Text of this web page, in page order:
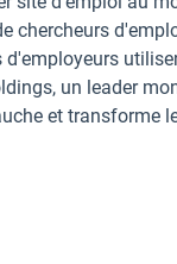
chercheurs
d'employeurs
un leader
et transforme